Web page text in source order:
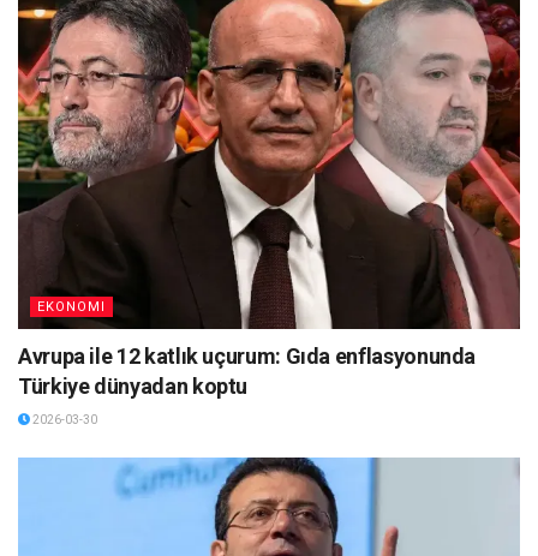
EKONOMI
Avrupa ile 12 katlık uçurum: Gıda enflasyonunda
Türkiye dünyadan koptu
2026-03-30